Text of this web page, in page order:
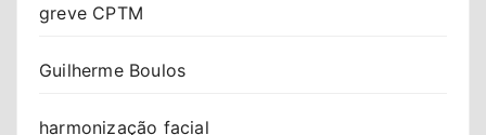
greve CPTM
Guilherme Boulos
harmonização facial